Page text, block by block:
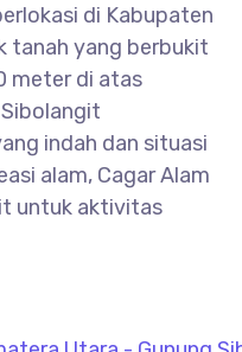
di Kabupaten
tanah yang berbukit
meter di atas
indah dan situasi
alam, Cagar Alam
untuk aktivitas